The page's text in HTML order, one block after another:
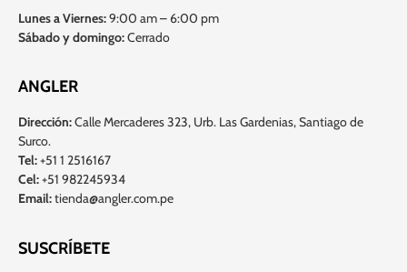
Lunes a Viernes:9:00 am – 6:00 pm
Sábado y domingo:Cerrado
ANGLER
Dirección:Calle Mercaderes 323, Urb. Las Gardenias, Santiago de
Surco.
Tel:+51 1 2516167
Cel:+51 982245934
Email:tienda@angler.com.pe
SUSCRÍBETE